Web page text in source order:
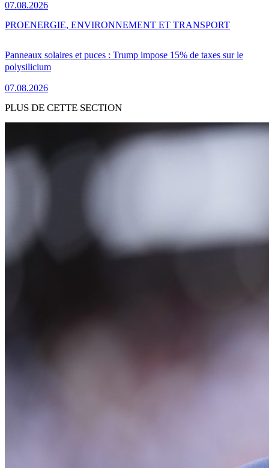
07.08.2026
Panneaux solaires et puces : Trump impose 15% de taxes sur le
polysilicium
07.08.2026
PROENERGIE, ENVIRONNEMENT ET TRANSPORT
PLUS DE CETTE SECTION